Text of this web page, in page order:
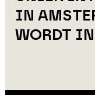
IN
WORDT